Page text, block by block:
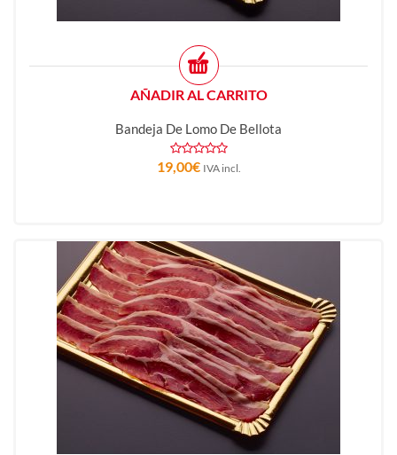
AÑADIR AL CARRITO
Bandeja De Lomo De Bellota
19,00€ IVA incl.